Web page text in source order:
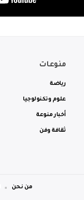
منوعات
رياضة
علوم وتكنولوجيا
أخبار منوعة
ثقافة وفن
من نحن